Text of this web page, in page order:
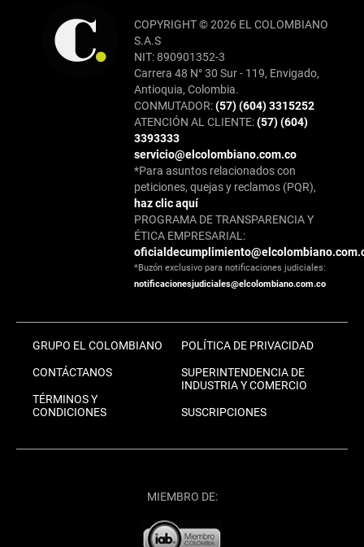
COPYRIGHT © 2026 EL COLOMBIANO
S.A.S
NIT: 890901352-3
Carrera 48 N° 30 Sur - 119, Envigado,
Antioquia, Colombia.
CONMUTADOR:(57) (604) 3315252
ATENCIÓN AL CLIENTE:(57) (604)
3393333
servicio@elcolombiano.com.co
*Para asuntos relacionados con
peticiones, quejas y reclamos (PQR),
haz clic aquí
PROGRAMA DE TRANSPARENCIA Y
ÉTICA EMPRESARIAL:
*Buzón exclusivo para notificaciones judiciales:
notificacionesjudiciales@elcolombiano.com.co
GRUPO EL COLOMBIANO
CONTÁCTANOS
TÉRMINOS Y
CONDICIONES
POLÍTICA DE PRIVACIDAD
SUPERINTENDENCIA DE
INDUSTRIA Y COMERCIO
SUSCRIPCIONES
MIEMBRO DE: